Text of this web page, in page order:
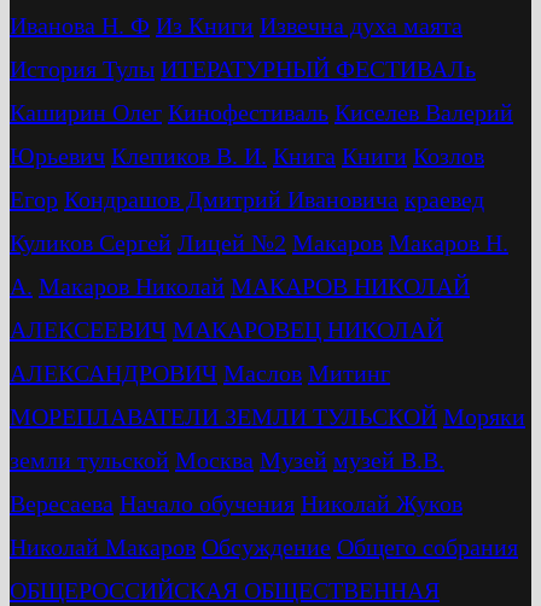
Иванова Н. Ф Из Книги Извечна духа маята
История Тулы ИТЕРАТУРНЫЙ ФЕСТИВАЛь
Каширин Олег Кинофестиваль Киселев Валерий
Юрьевич Клепиков В. И. Книга Книги Козлов
Егор Кондрашов Дмитрий Ивановича краевед
Куликов Сергей Лицей №2 Макаров Макаров Н.
А. Макаров Николай МАКАРОВ НИКОЛАЙ
АЛЕКСЕЕВИЧ МАКАРОВЕЦ НИКОЛАЙ
АЛЕКСАНДРОВИЧ Маслов Митинг
МОРЕПЛАВАТЕЛИ ЗЕМЛИ ТУЛЬСКОЙ Моряки
земли тульской Москва Музей музей В.В.
Вересаева Начало обучения Николай Жуков
Николай Макаров Обсуждение Общего собрания
ОБЩЕРОССИЙСКАЯ ОБЩЕСТВЕННАЯ